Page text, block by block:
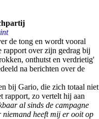
de tong en wordt vooral
rapport over zijn gedrag bij
onthutst en verdrietig'
na berichten over de
bij Gario, die zich totaal niet
rapport, zo vertelt hij aan
al sinds de campagne
heeft mij er ooit op